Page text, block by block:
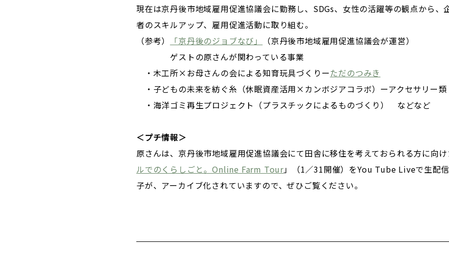
現在は京丹後市地域雇用促進協議会に勤務し、SDGs、女性の活躍等の観点から、
者のスキルアップ、雇用促進活動に取り組む。
（参考）
「京丹後のジョブなび」
（京丹後市地域雇用促進協議会が運営）
ゲストの原さんが関わっている事業
・木工所×お母さんの会による知育玩具づくりーただのつみき
・子どもの未来を紡ぐ糸（休眠資産活用×カンボジアコラボ）ーアクセサリー類
・海洋ゴミ再生プロジェクト（プラスチックによるものづくり） などなど
＜プチ情報＞
原さんは、京丹後市地域雇用促進協議会にて田舎に移住を考えておられる方に向
ルでのくらしごと。Online Farm Tour」（1／31開催）をYou Tube Liveで生配
子が、アーカイブ化されていますので、ぜひご覧ください。